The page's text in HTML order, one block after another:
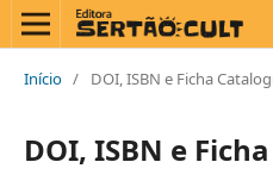
Início / DOI, ISBN e Ficha
DOI, ISBN e